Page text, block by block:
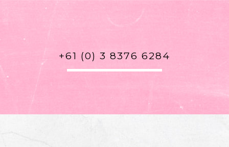
+61 (0) 3 8376 6284